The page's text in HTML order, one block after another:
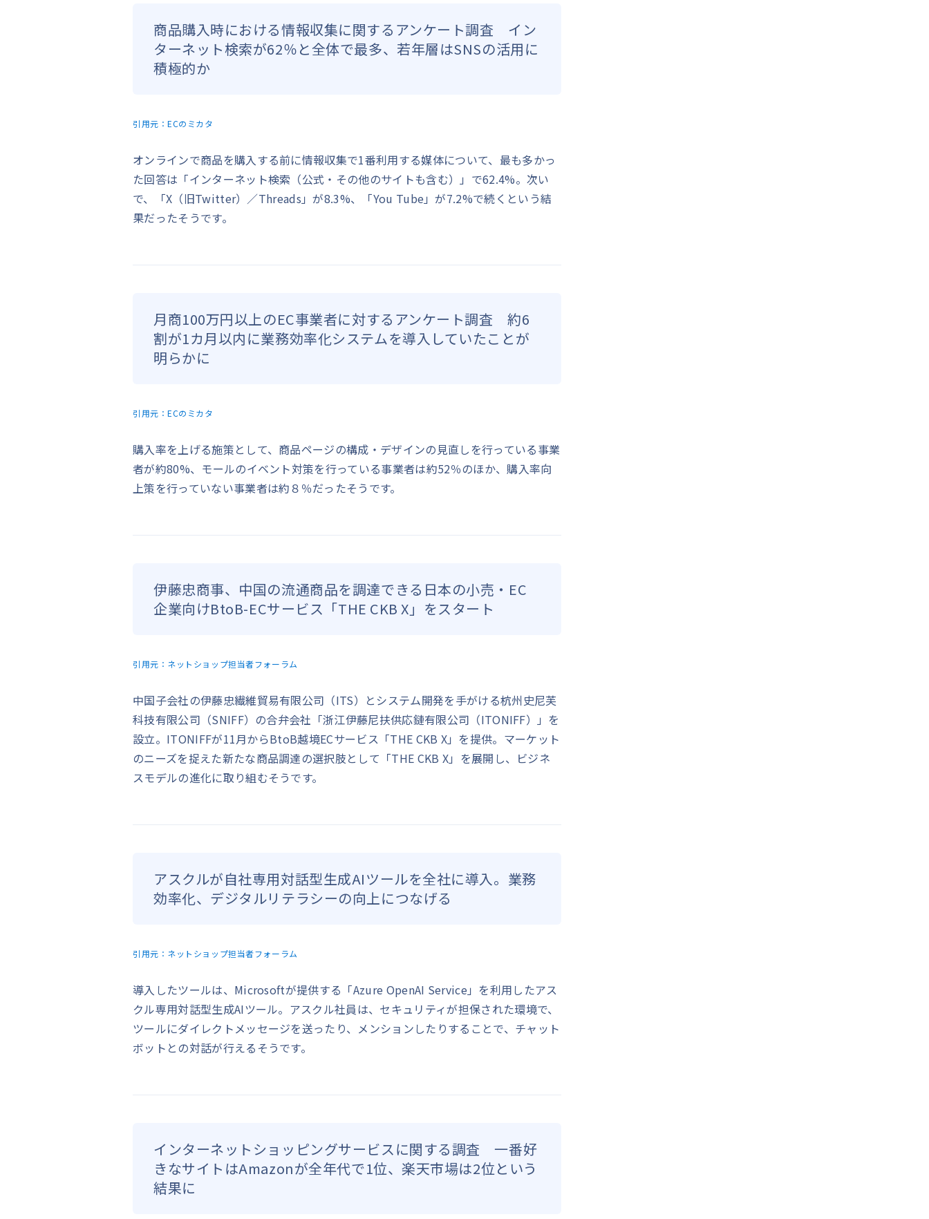
商品購入時における情報収集に関するアンケート調査 イン
ターネット検索が62％と全体で最多、若年層はSNSの活用に
積極的か
引用元：ECのミカタ
オンラインで商品を購入する前に情報収集で1番利用する媒体について、最も多かっ
た回答は「インターネット検索（公式・その他のサイトも含む）」で62.4%。次い
で、「X（旧Twitter）／Threads」が8.3%、「You Tube」が7.2%で続くという結
果だったそうです。
月商100万円以上のEC事業者に対するアンケート調査 約6
割が1カ月以内に業務効率化システムを導入していたことが
明らかに
引用元：ECのミカタ
購入率を上げる施策として、商品ページの構成・デザインの見直しを行っている事業
者が約80%、モールのイベント対策を行っている事業者は約52％のほか、購入率向
上策を行っていない事業者は約８％だったそうです。
伊藤忠商事、中国の流通商品を調達できる日本の小売・EC
企業向けBtoB-ECサービス「THE CKB X」をスタート
引用元： ネットショップ担当者フォーラム
中国子会社の伊藤忠繊維貿易有限公司（ITS）とシステム開発を手がける杭州史尼芙
科技有限公司（SNIFF）の合弁会社「浙江伊藤尼扶供応鏈有限公司（ITONIFF）」を
設立。ITONIFFが11月からBtoB越境ECサービス「THE CKB X」を提供。マーケット
のニーズを捉えた新たな商品調達の選択肢として「THE CKB X」を展開し、ビジネ
スモデルの進化に取り組むそうです。
アスクルが自社専用対話型生成AIツールを全社に導入。業務
効率化、デジタルリテラシーの向上につなげる
引用元： ネットショップ担当者フォーラム
導入したツールは、Microsoftが提供する「Azure OpenAI Service」を利用したアス
クル専用対話型生成AIツール。アスクル社員は、セキュリティが担保された環境で、
ツールにダイレクトメッセージを送ったり、メンションしたりすることで、チャット
ボットとの対話が行えるそうです。
インターネットショッピングサービスに関する調査 一番好
きなサイトはAmazonが全年代で1位、楽天市場は2位という
結果に